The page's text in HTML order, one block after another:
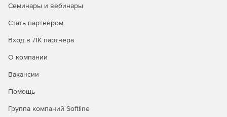
Семинары и вебинары
Стать партнером
Вход в ЛК партнера
О компании
Вакансии
Помощь
Группа компаний Softline